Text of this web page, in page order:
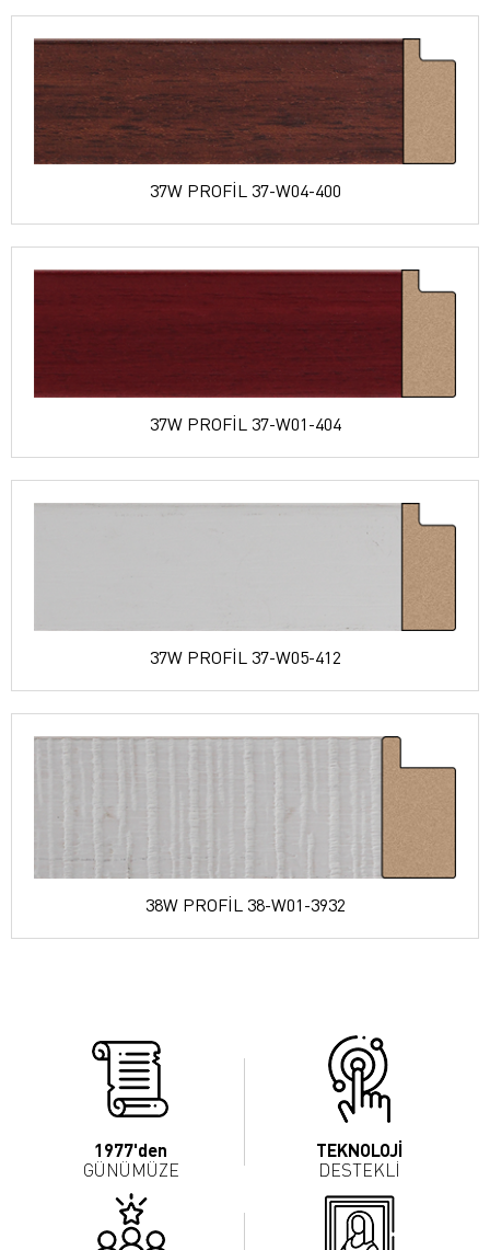
37W PROFİL 37-W04-400
37W PROFİL 37-W01-404
37W PROFİL 37-W05-412
38W PROFİL 38-W01-3932
1977'den
GÜNÜMÜZE
TEKNOLOJİ
DESTEKLİ